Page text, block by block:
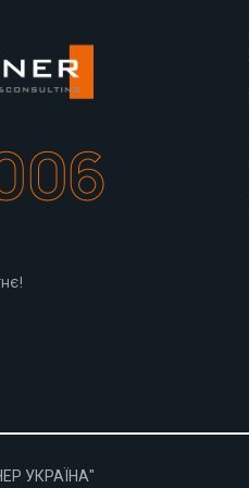
УКРАЇНА"